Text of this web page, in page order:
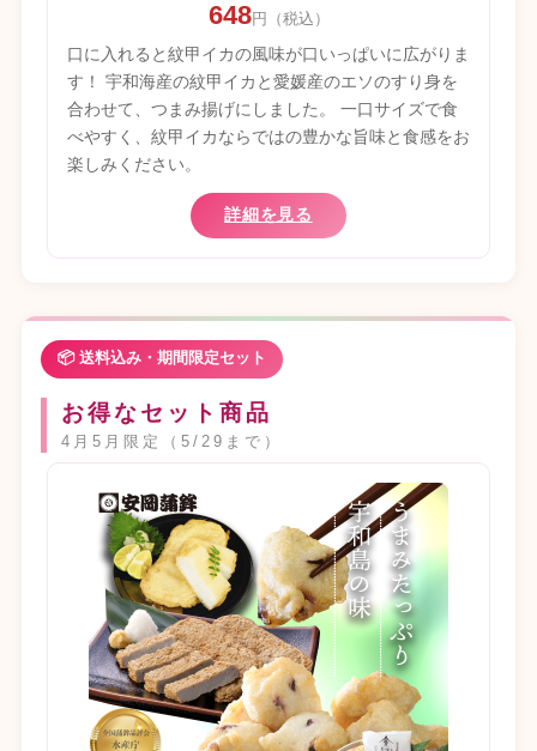
648円（税込）
口に入れると紋甲イカの風味が口いっぱいに広がりま
す！ 宇和海産の紋甲イカと愛媛産のエソのすり身を
合わせて、つまみ揚げにしました。 一口サイズで食
べやすく、紋甲イカならではの豊かな旨味と食感をお
楽しみください。
詳細を見る
📦 送料込み・期間限定セット
お得なセット商品
4月5月限定（5/29まで）